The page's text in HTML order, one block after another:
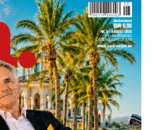
Sieben-Wochen-
Jobdaten